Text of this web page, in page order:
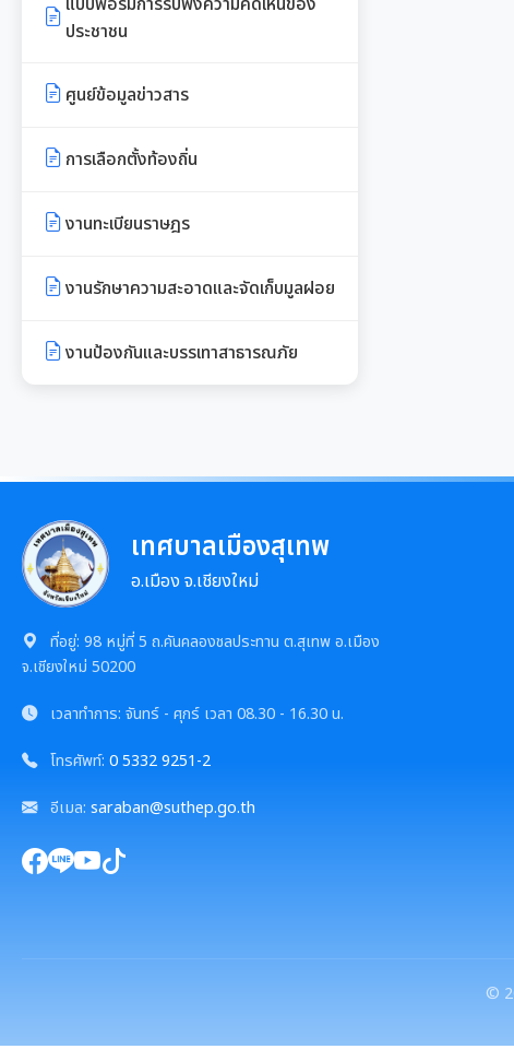
ประชาสัมพันธ์อาเซียนปี ๒๕๖๒
เอกสารดาวน์โหลด: กองสวัสดิการ
และสิ่งแวดล้อม
หน้าที่
และงบประมาณ
ภ.ด.ส.4
บัญชีราคาประเมินทุนทรัพย์ที่ดินสิ่ง
บัญชีราคาประเมินทุนทรัพย์ (ห้อง
และ ภ.ด.ส.2
ประชาชน
ศูนย์ข้อมูลข่าวสาร
การเลือกตั้งท้องถิ่น
งานทะเบียนราษฎร
งานรักษาความสะอาดและจัดเก็บมูลฝอย
งานป้องกันและบรรเทาสาธารณภัย
เทศบาลเมืองสุเทพ
อ.เมือง จ.เชียงใหม่
ที่อยู่: 98 หมู่ที่ 5 ถ.คันคลองชลประทาน ต.สุเทพ อ.เมือง
จ.เชียงใหม่ 50200
เวลาทำการ: จันทร์ - ศุกร์ เวลา 08.30 - 16.30 น.
โทรศัพท์: 0 5332 9251-2
อีเมล: saraban@suthep.go.th
©